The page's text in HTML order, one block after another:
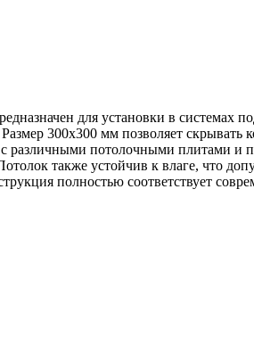
для установки в системах
300х300 мм позволяет
различными потолочными плитами
также устойчив к влаге, что
полностью соответствует